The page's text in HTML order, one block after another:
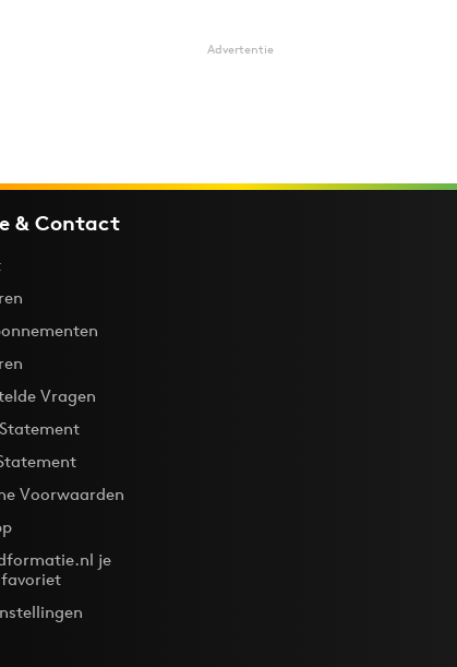
Advertentie
& Contact
Vragen
Voorwaarden
je